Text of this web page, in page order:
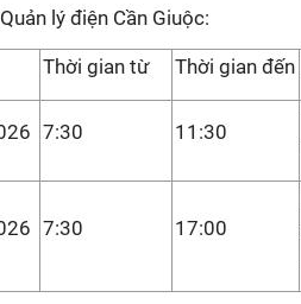
lý điện Cần Giuộc:
Thời gian từ Thời gian đến
7:30 11:30
7:30 17:00